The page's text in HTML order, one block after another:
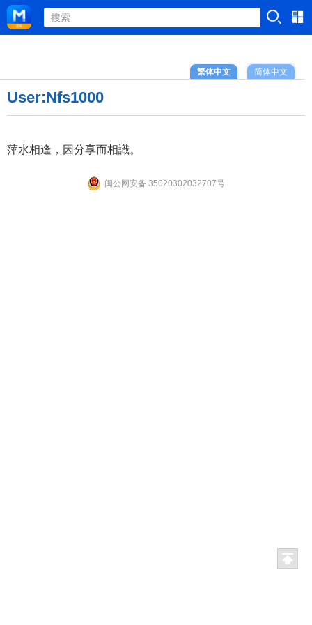
简体中文
繁体中文
User:Nfs1000
萍水相逢，因分享而相識。
闽公网安备 35020302032707号